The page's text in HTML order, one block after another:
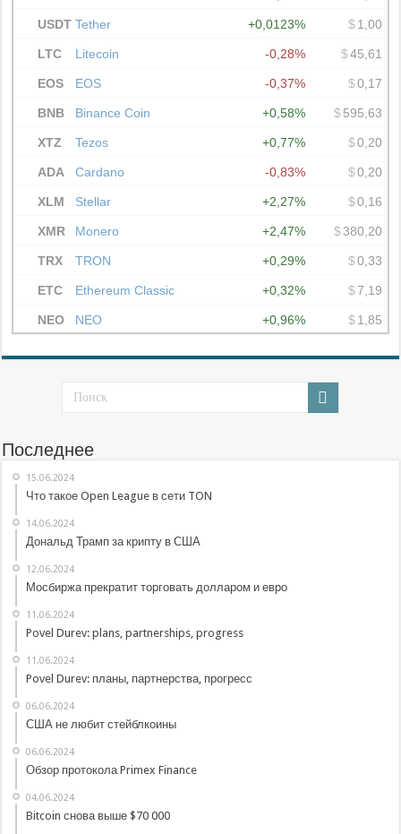
Последнее
15.06.2024
Что такое Open League в сети TON
14.06.2024
Дональд Трамп за крипту в США
12.06.2024
Мосбиржа прекратит торговать долларом и евро
11.06.2024
Povel Durev: plans, partnerships, progress
11.06.2024
Povel Durev: планы, партнерства, прогресс
06.06.2024
США не любит стейблкоины
06.06.2024
Обзор протокола Primex Finance
04.06.2024
Bitcoin снова выше $70 000